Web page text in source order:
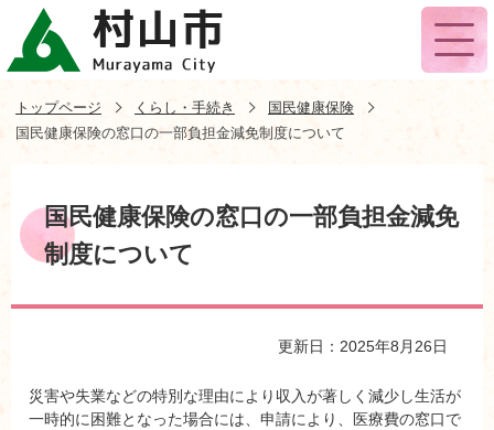
トップページ くらし・手続き
国民健康保険
国民健康保険の窓口の一部負担金減免制度について
国民健康保険の窓口の一部負担金減免
制度について
更新日：2025年8月26日
災害や失業などの特別な理由により収入が著しく減少し生活が
一時的に困難となった場合には、申請により、医療費の窓口で